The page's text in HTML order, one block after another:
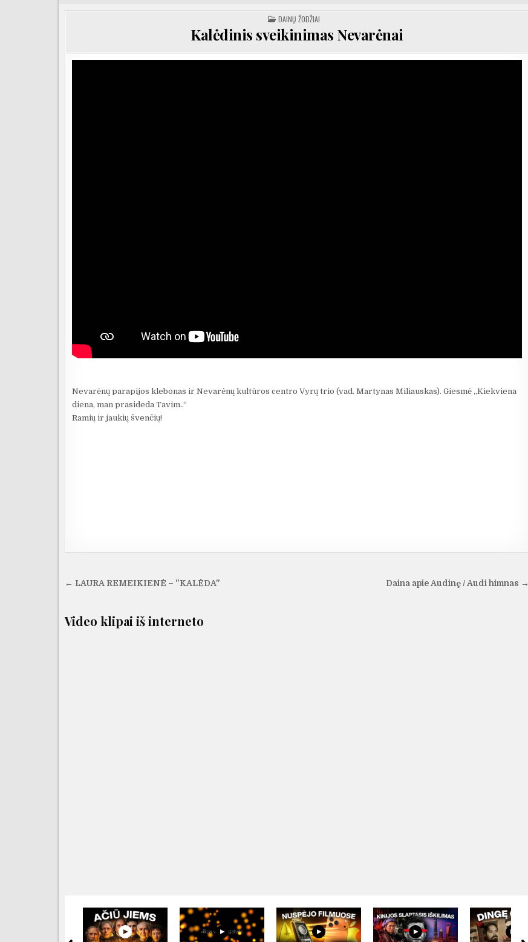
POSTED
IN
DAINŲ ŽODŽIAI
Kalėdinis sveikinimas Nevarėnai
Nevarėnų parapijos klebonas ir Nevarėnų kultūros centro Vyrų trio (vad. Martynas Miliauskas). Giesmė ,,Kiekviena
diena, man prasideda Tavim..“
Ramių ir jaukių švenčių!
Navigacija
įrašų
Daina apie Audinę / Audi himnas →
← LAURA REMEIKIENĖ – "KALĖDA"
Video klipai iš interneto